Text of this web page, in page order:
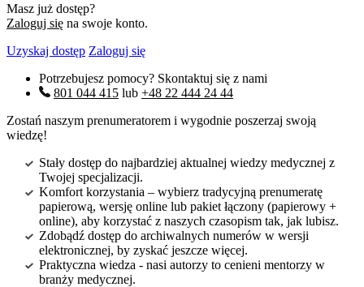
Masz już dostęp?
Zaloguj się na swoje konto.
Uzyskaj dostęp Zaloguj się
Potrzebujesz pomocy? Skontaktuj się z nami
801 044 415 lub +48 22 444 24 44
Zostań naszym prenumeratorem i wygodnie poszerzaj swoją
wiedzę!
Stały dostęp do najbardziej aktualnej wiedzy medycznej z
Twojej specjalizacji.
Komfort korzystania – wybierz tradycyjną prenumeratę
papierową, wersję online lub pakiet łączony (papierowy +
online), aby korzystać z naszych czasopism tak, jak lubisz.
Zdobądź dostęp do archiwalnych numerów w wersji
elektronicznej, by zyskać jeszcze więcej.
Praktyczna wiedza - nasi autorzy to cenieni mentorzy w
branży medycznej.